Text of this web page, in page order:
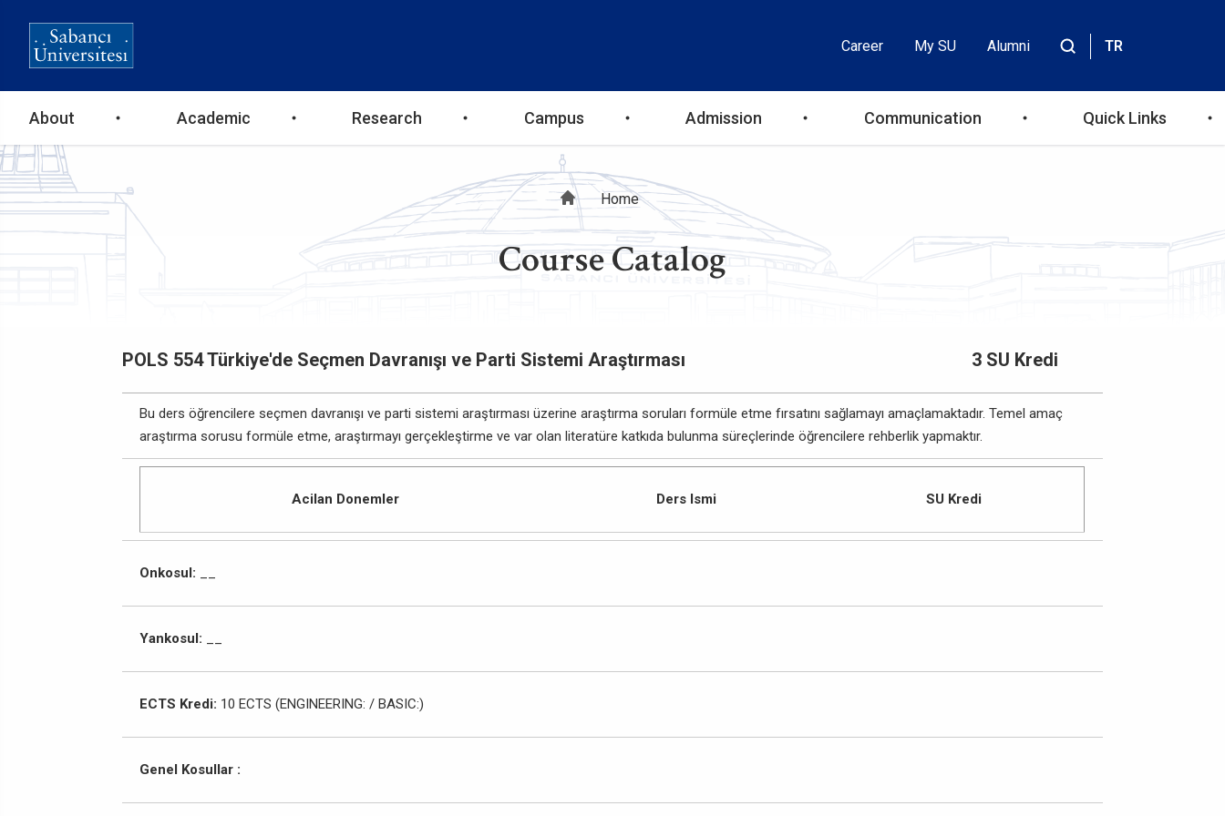
Header
Top
Career My SU
Alumni
TR
Ana
gezinti
menüsü
About Academic Research Campus Admission Communication Quick Links
Breadcrumb
Home
Course Catalog
POLS 554 Türkiye'de Seçmen Davranışı ve Parti Sistemi Araştırması 3 SU Kredi
Bu ders öğrencilere seçmen davranışı ve parti sistemi araştırması üzerine araştırma soruları formüle etme fırsatını sağlamayı amaçlamaktadır. Temel amaç
araştırma sorusu formüle etme, araştırmayı gerçekleştirme ve var olan literatüre katkıda bulunma süreçlerinde öğrencilere rehberlik yapmaktır.
Acilan Donemler Ders Ismi SU Kredi
Onkosul:
Yankosul:
ECTS Kredi: 10 ECTS (ENGINEERING: / BASIC:)
Genel Kosullar :